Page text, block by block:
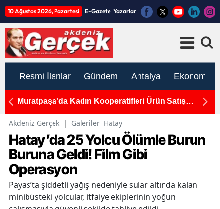
10 Ağustos 2026, Pazartesi E-Gazete Yazarlar
Resmi İlanlar Gündem Antalya Ekonomi
Muratpaşa'da Kadın Kooperatifleri Ürün Satış
Akdeniz Gerçek | Galeriler Hatay
Hatay’da 25 Yolcu Ölümle Burun
Buruna Geldi! Film Gibi
Operasyon
Payas’ta şiddetli yağış nedeniyle sular altında kalan
minibüsteki yolcular, itfaiye ekiplerinin yoğun